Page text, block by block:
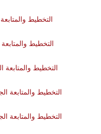
26-التخطيط
27-التخطيط
28_التخطيط والمتابعة
29_التخطيط والمتابعة
30_التخطيط والمتابعة